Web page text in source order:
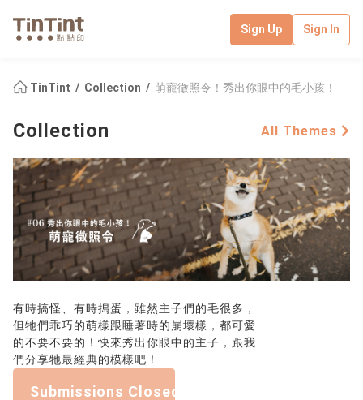
Sign Up Sign In
TinTint Collection 萌寵徵照令！秀出你眼中的毛小孩！
Collection All Themes
有時搞怪、有時搗蛋，雖然主子們的毛很多，
但牠們乖巧的萌樣跟睡著時的崩壞樣，都可愛
的不要不要的！快來秀出你眼中的主子，跟我
們分享牠最經典的模樣吧！
Submissions Closed